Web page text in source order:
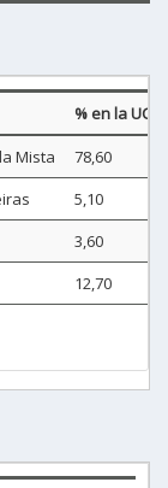
% en la UC
Mista
78,60
5,10
3,60
12,70